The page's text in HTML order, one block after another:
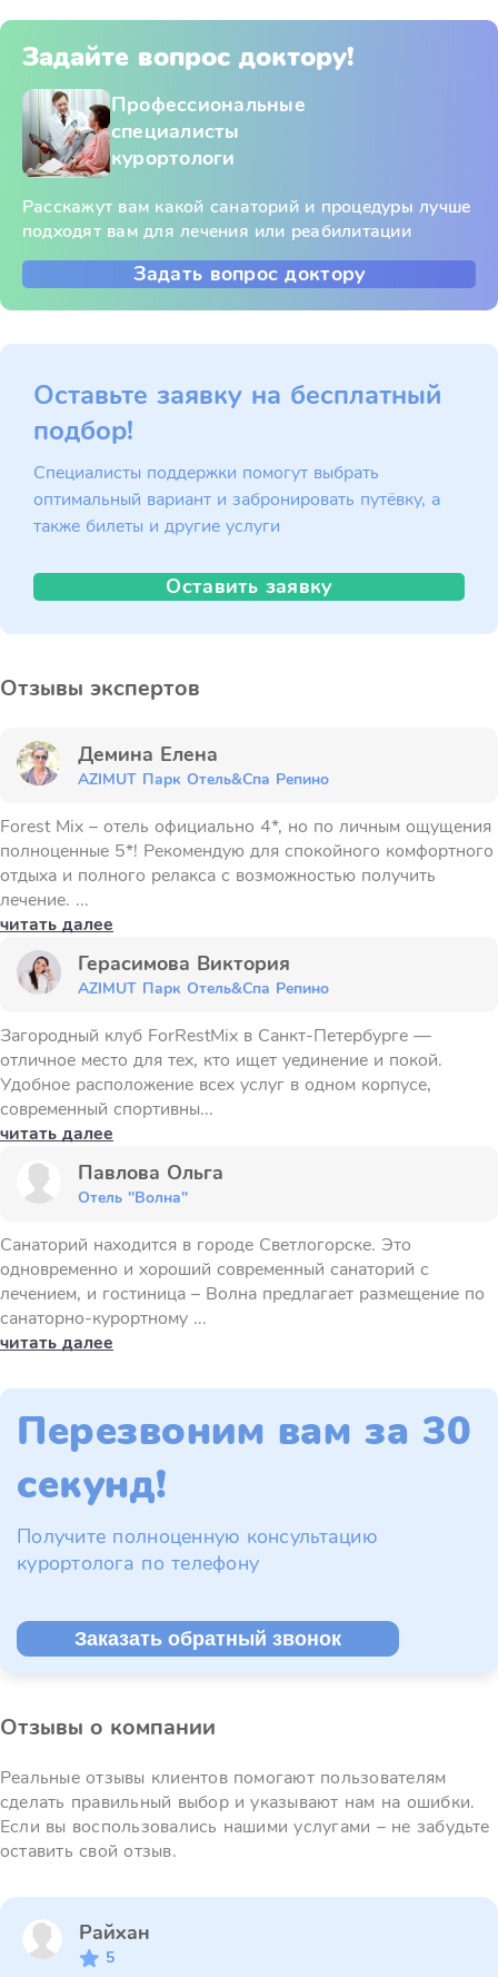
Задайте вопрос доктору!
Профессиональные
специалисты
курортологи
Расскажут вам какой санаторий и процедуры лучше
подходят вам для лечения или реабилитации
Задать вопрос доктору
Оставьте заявку на бесплатный
подбор!
Специалисты поддержки помогут выбрать
оптимальный вариант и забронировать путёвку, а
также билеты и другие услуги
Оставить заявку
Отзывы экспертов
Демина Елена
AZIMUT Парк Отель&Спа Репино
Forest Mix – отель официально 4*, но по личным ощущения
полноценные 5*! Рекомендую для спокойного комфортного
отдыха и полного релакса с возможностью получить
лечение. ...
читать далее
Герасимова Виктория
AZIMUT Парк Отель&Спа Репино
Загородный клуб ForRestMix в Санкт-Петербурге —
отличное место для тех, кто ищет уединение и покой.
Удобное расположение всех услуг в одном корпусе,
современный спортивны...
читать далее
Павлова Ольга
Отель "Волна"
Санаторий находится в городе Светлогорске. Это
одновременно и хороший современный санаторий с
лечением, и гостиница – Волна предлагает размещение по
санаторно-курортному ...
читать далее
Перезвоним вам за 30
секунд!
Получите полноценную консультацию
курортолога по телефону
Заказать обратный звонок
Отзывы о компании
Реальные отзывы клиентов помогают пользователям
сделать правильный выбор и указывают нам на ошибки.
Если вы воспользовались нашими услугами – не забудьте
оставить свой отзыв.
Райхан
5